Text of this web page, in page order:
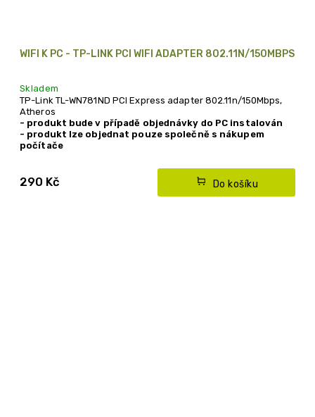
WIFI K PC - TP-LINK PCI WIFI ADAPTER 802.11N/150MBPS
Skladem
290 Kč Do košíku
TP-Link TL-WN781ND PCI Express adapter 802.11n/150Mbps,
Atheros
- produkt bude v případě objednávky do PC instalován
- produkt lze objednat pouze společně s nákupem
počítače